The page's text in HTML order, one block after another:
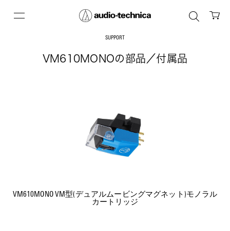
SUPPORT
VM610MONOの部品／付属品
VM610MONO VM型(デュアルムービングマグネット)モノラル
カートリッジ